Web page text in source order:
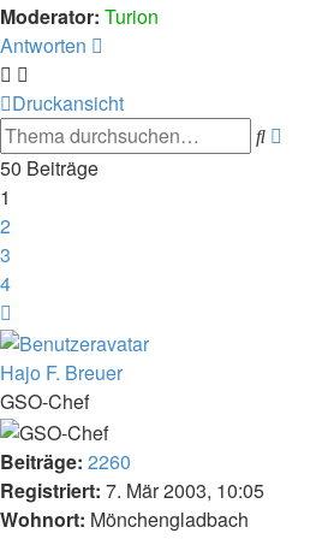
Moderator: Turion
Antworten
Druckansicht
Suche
50 Beiträge
1
2
3
4
Hajo F. Breuer
GSO-Chef
Beiträge: 2260
Registriert: 7. Mär 2003, 10:05
Wohnort: Mönchengladbach